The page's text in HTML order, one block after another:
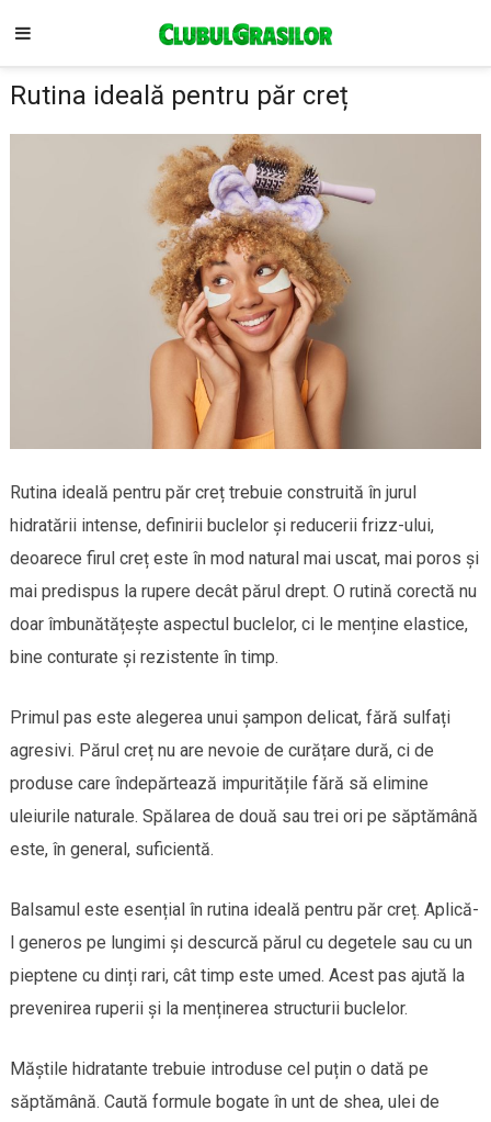
Rutina ideală pentru păr creț
Rutina ideală pentru păr creț trebuie construită în jurul
hidratării intense, definirii buclelor și reducerii frizz-ului,
deoarece firul creț este în mod natural mai uscat, mai poros și
mai predispus la rupere decât părul drept. O rutină corectă nu
doar îmbunătățește aspectul buclelor, ci le menține elastice,
bine conturate și rezistente în timp.
Primul pas este alegerea unui șampon delicat, fără sulfați
agresivi. Părul creț nu are nevoie de curățare dură, ci de
produse care îndepărtează impuritățile fără să elimine
uleiurile naturale. Spălarea de două sau trei ori pe săptămână
este, în general, suficientă.
Balsamul este esențial în rutina ideală pentru păr creț. Aplică-
l generos pe lungimi și descurcă părul cu degetele sau cu un
pieptene cu dinți rari, cât timp este umed. Acest pas ajută la
prevenirea ruperii și la menținerea structurii buclelor.
Măștile hidratante trebuie introduse cel puțin o dată pe
săptămână. Caută formule bogate în unt de shea, ulei de